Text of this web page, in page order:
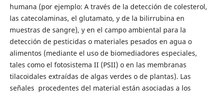
humana (por ejemplo: A través de la detección de colesterol,
las catecolaminas, el glutamato, y de la bilirrubina en
muestras de sangre), y en el campo ambiental para la
detección de pesticidas o materiales pesados en agua o
alimentos (mediante el uso de biomediadores especiales,
tales como el fotosistema II (PSII) o en las membranas
tilacoidales extraídas de algas verdes o de plantas). Las
señales procedentes del material están asociadas a los